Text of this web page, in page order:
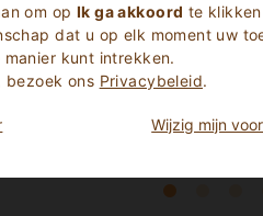
om op Ik ga akkoord te
dat u op elk moment uw
kunt intrekken.
bezoek ons Privacybeleid.
Wijzig mijn
(14)
60 Aantal